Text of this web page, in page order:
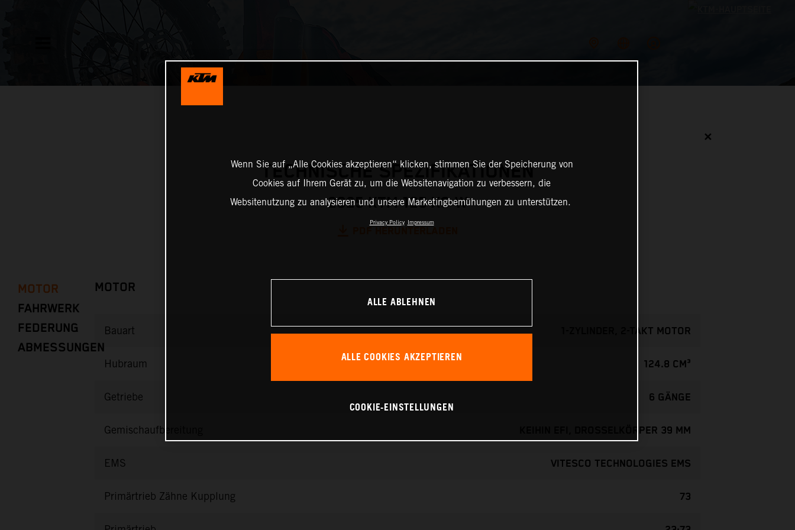
✕
TECHNISCHE SPEZIFIKATIONEN
2025 KTM 125 XC-W
MOTOR
FAHRWERK
FEDERUNG
ABMESSUNGEN
MOTOR
Bauart 1-ZYLINDER, 2-TAKT MOTOR
Hubraum 124.8 CM³
Getriebe 6 GÄNGE
Gemischaufbereitung KEIHIN EFI, DROSSELKÖRPER 39 MM
EMS VITESCO TECHNOLOGIES EMS
Primärtrieb Zähne Kupplung 73
Wenn Sie auf „Alle Cookies akzeptieren“ klicken, stimmen Sie der Speicherung von
Cookies auf Ihrem Gerät zu, um die Websitenavigation zu verbessern, die
Websitenutzung zu analysieren und unsere Marketingbemühungen zu unterstützen.
Privacy Policy Impressum
ALLE ABLEHNEN
ALLE COOKIES AKZEPTIEREN
COOKIE-EINSTELLUNGEN